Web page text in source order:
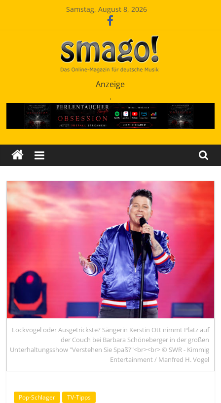
Samstag, August 8, 2026
SchlagerMAGazinOnline
Anzeige
.
Lockvogel oder Ausgetrickste? Sängerin Kerstin Ott nimmt Platz auf
der Couch bei Barbara Schöneberger in der großen
Unterhaltungsshow "Verstehen Sie Spaß?"<br><br> © SWR - Kimmig
Entertainment / Manfred H. Vogel
Pop-Schlager TV-Tipps